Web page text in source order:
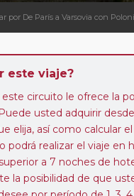
por De París a Varsovia con
este viaje?
este circuito le ofrece la
usted adquirir
elija, así como calcular
podrá realizar el viaje en
a 7 noches de
la posibilidad de que